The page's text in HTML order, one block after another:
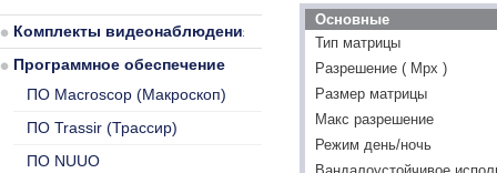
Основные
Тип матрицы
Разрешение ( Mpx )
Размер матрицы
Макс разрешение
Режим день/ночь
Комплекты видеонаблюдения
Программное обеспечение
ПО Macroscop (Макроскоп)
ПО Trassir (Трассир)
ПО NUUO